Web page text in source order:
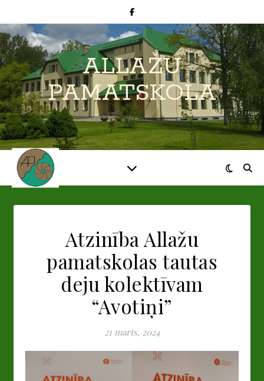
ALLAŽU
PAMATSKOLA
Atzinība Allažu
pamatskolas tautas
deju kolektīvam
“Avotiņi”
21 marts, 2024